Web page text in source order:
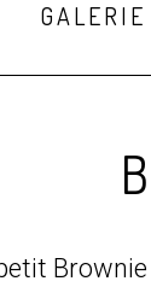
GALERIE